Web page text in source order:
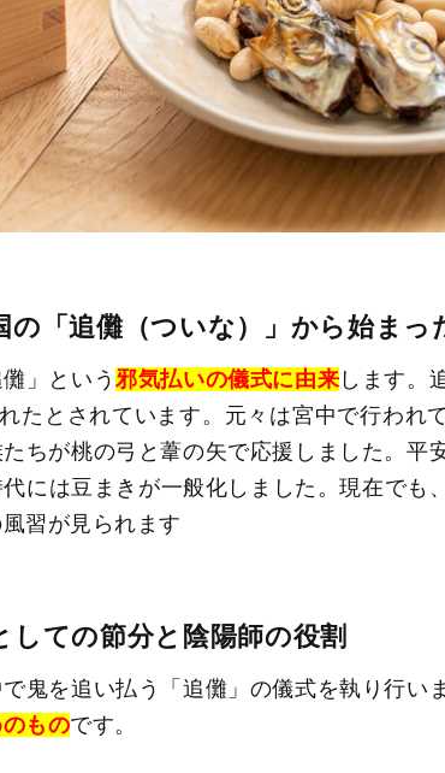
の「追儺（ついな）」から始まっ
」という邪気払いの儀式に由来 します。
たとされています。元々は宮中で行われ
ちが桃の弓と葦の矢で応援しました。平
には豆まきが一般化しました。現在でも
習が見られます
しての節分と陰陽師の役割
鬼を追い払う「追儺」の儀式を執り行い
ものです。